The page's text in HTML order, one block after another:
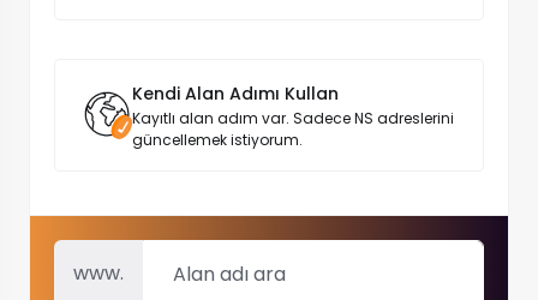
Kendi Alan Adımı Kullan
Kayıtlı alan adım var. Sadece NS adreslerini
güncellemek istiyorum.
www.